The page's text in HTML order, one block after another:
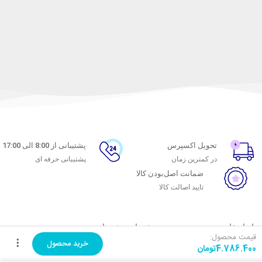
قیمت محصول:
تومان4.786.400 خرید محصول
تحویل اکسپرس
در کمترین زمان
پشتیبانی از 8:00 الی 17:00
پشتیبانی حرفه ای
ضمانت اصل‌بودن کالا
تایید اصالت کالا
با ماه خانوم
اتاق خبر ماه خانوم
خدمات مشتریان
پاسخ به پرسش‌های متداول